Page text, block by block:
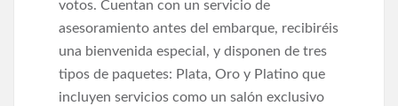
votos. Cuentan con un servicio de
asesoramiento antes del embarque, recibiréis
una bienvenida especial, y disponen de tres
tipos de paquetes: Plata, Oro y Platino que
incluyen servicios como un salón exclusivo